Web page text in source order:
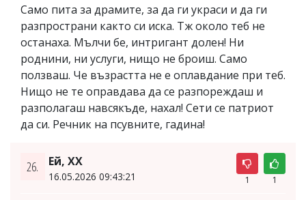
Само пита за драмите, за да ги украси и да ги
разпространи както си иска. Тж около теб не
останаха. Мълчи бе, интригант долен! Ни
роднини, ни услуги, нищо не броиш. Само
ползваш. Че възрастта не е оплавдание при теб.
Нищо не те оправдава да се разпореждаш и
разполагаш навсякъде, нахал! Сети се патриот
да си. Речник на псувните, гадина!
26. Ей, ХХ
16.05.2026 09:43:21 1 1